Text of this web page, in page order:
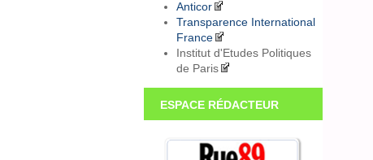
Anticor
Transparence International
France
Institut d'Etudes Politiques
de Paris
ESPACE RÉDACTEUR